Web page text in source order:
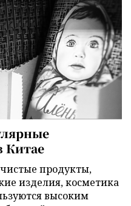
Китае
продукты,
изделия, косметика
высоким